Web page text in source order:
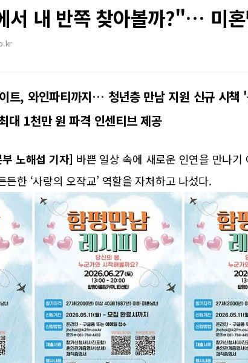
서 내 반쪽 찾아볼까?"… 미
트, 와인파티까지… 청년층 만남 지원 신규 시책
대 1천만 원 파격 인센티브 제공
노해섭 기자] 바쁜 일상 속에 새로운 인연을 만나기
한 ‘사랑의 오작교’ 역할을 자처하고 나섰다.